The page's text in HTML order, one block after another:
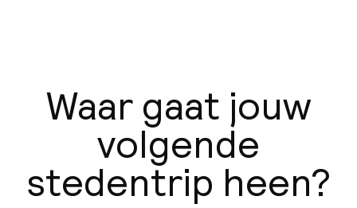
Waar gaat jouw
volgende
stedentrip heen?